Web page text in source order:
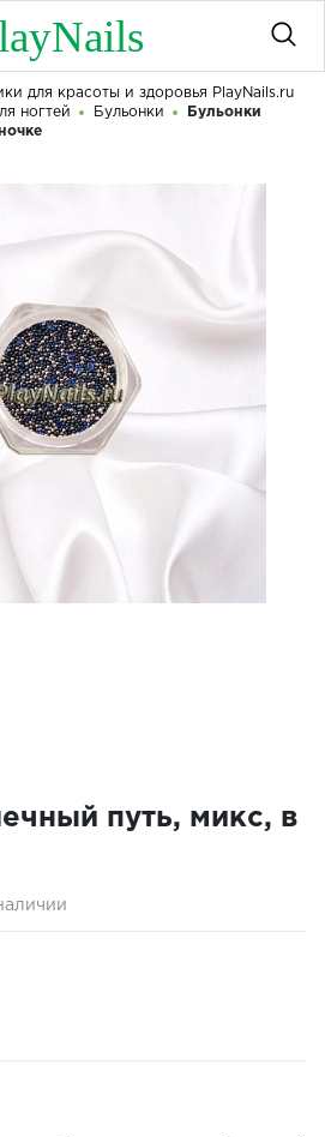
для красоты и здоровья PlayNails.ru
ногтей Бульонки
Бульонки
путь, микс, в